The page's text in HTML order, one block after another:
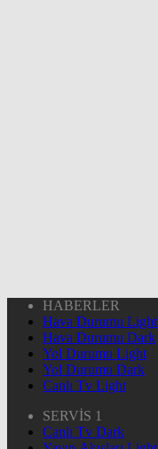
HABERLER
Hava Durumu Light
Hava Durumu Dark
Yol Durumu Light
Yol Durumu Dark
Canlı Tv Light
SERVİS 1
Canlı Tv Dark